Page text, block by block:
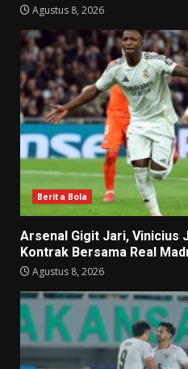
Agustus 8, 2026
Berita Bola
Arsenal Gigit Jari, Vinicius
Kontrak Bersama Real
Agustus 8, 2026